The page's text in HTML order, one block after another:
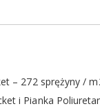
– 272 sprężyny /
i Pianka